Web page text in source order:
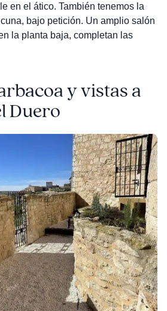
en el ático. También tenemos la
bajo petición. Un amplio salón
la planta baja, completan las
y vistas a
Duero